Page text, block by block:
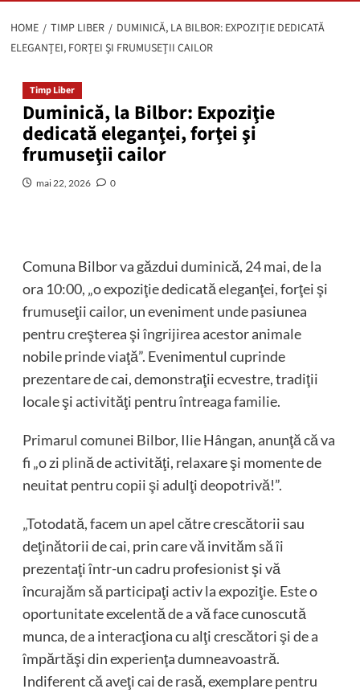
HOME TIMP LIBER
DUMINICĂ, LA BILBOR: EXPOZIŢIE DEDICATĂ
ELEGANŢEI, FORŢEI ŞI FRUMUSEŢII CAILOR
Timp Liber
Duminică, la Bilbor: Expoziţie
dedicată eleganţei, forţei şi
frumuseţii cailor
mai 22, 2026 0
Comuna Bilbor va găzdui duminică, 24 mai, de la
ora 10:00, „o expoziţie dedicată eleganţei, forţei şi
frumuseţii cailor, un eveniment unde pasiunea
pentru creşterea şi îngrijirea acestor animale
nobile prinde viaţă”. Evenimentul cuprinde
prezentare de cai, demonstraţii ecvestre, tradiţii
locale şi activităţi pentru întreaga familie.
Primarul comunei Bilbor, Ilie Hângan, anunţă că va
fi „o zi plină de activităţi, relaxare şi momente de
neuitat pentru copii şi adulţi deopotrivă!”.
„Totodată, facem un apel către crescătorii sau
deţinătorii de cai, prin care vă invităm să îi
prezentaţi într-un cadru profesionist şi vă
încurajăm să participaţi activ la expoziţie. Este o
oportunitate excelentă de a vă face cunoscută
munca, de a interacţiona cu alţi crescători şi de a
împărtăşi din experienţa dumneavoastră.
Indiferent că aveţi cai de rasă, exemplare pentru